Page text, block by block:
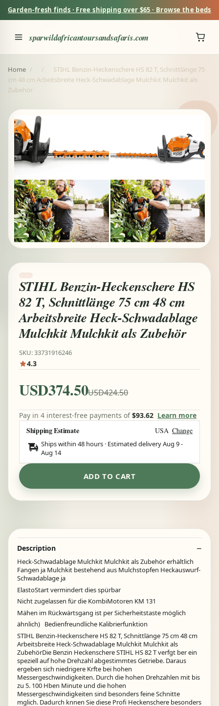
Garden-fresh finds · Free shipping over $65 · Browse the beds
sparwildafricantoursandsafaris.com
Home / /
STIHL Benzin-Heckenschere HS 82 T, Schnittlänge 75
cm 48 cm Arbeitsbreite Heck-Schwadablage Mulchkit Mulchkit als
Zubehör
STIHL Benzin-Heckenschere HS
82 T, Schnittlänge 75 cm 48 cm
Arbeitsbreite Heck-Schwadablage
Mulchkit Mulchkit als Zubehör
SKU: 33731916246
4.3
USD374.50USD424.50
Pay in 4 interest-free payments of$93.62 Learn more
Shipping Estimate USA Change
Ships within 48 hours · Estimated deliveryAug 9-
Aug 14
ADD TO CART
Description
Heck-Schwadablage Mulchkit Mulchkit als Zubehör erhältlich
Fangen ja Mulchkit bestehend aus Mulchstopfen Heckauswurf-
Schwadablage ja
ElastoStart vermindert dies spürbar
Nicht zugelassen für die KombiMotoren KM 131
Mähen im Rückwärtsgang ist per Sicherheitstaste möglich
ähnlich) Bedienfreundliche Kalibrierfunktion
STIHL Benzin-Heckenschere HS 82 T, Schnittlänge 75 cm 48 cm
Arbeitsbreite Heck-Schwadablage Mulchkit Mulchkit als
ZubehörDie Benzin Heckenschere STIHL HS 82 T verfgt ber ein
speziell auf hohe Drehzahl abgestimmtes Getriebe. Daraus
ergeben sich niedrigere Krfte bei hohen
Messergeschwindigkeiten. Durch die hohen Drehzahlen mit bis
zu 5. 100 Hben Minute und die hohen
Messergeschwindigkeiten sind besonders feine Schnitte
mglich. Dadurch knnen Sie diese Profi Heckenschere besonders